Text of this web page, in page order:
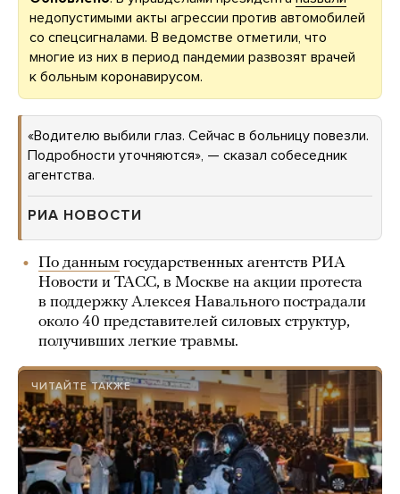
недопустимыми акты агрессии против автомобилей
со спецсигналами. В ведомстве отметили, что
многие из них в период пандемии развозят врачей
к больным коронавирусом.
«Водителю выбили глаз. Сейчас в больницу повезли.
Подробности уточняются», — сказал собеседник
агентства.
РИА НОВОСТИ
По данным государственных агентств РИА
Новости и ТАСС, в Москве на акции протеста
в поддержку Алексея Навального пострадали
около 40 представителей силовых структур,
получивших легкие травмы.
ЧИТАЙТЕ ТАКЖЕ